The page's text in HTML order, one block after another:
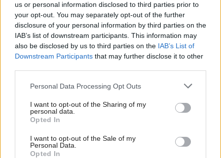
us or personal information disclosed to third parties prior to
your opt-out. You may separately opt-out of the further
disclosure of your personal information by third parties on the
IAB’s list of downstream participants. This information may
also be disclosed by us to third parties on the IAB’s List of
Downstream Participants that may further disclose it to other
Please note that this website/app uses one or more Google
not limited to your visit or usage behaviour. You may click to
grant or deny consent to Google and its third-party tags to
use your data for below specified purposes in below Google
consent section.
Personal Data Processing Opt Outs
I want to opt-out of the Sharing of my
personal data.
Opted In
I want to opt-out of the Sale of my
Personal Data.
Opted In